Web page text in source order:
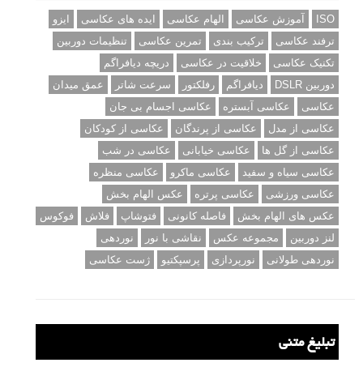
ISO آموزش عکاسی الهام عکاسی ایده های عکاسی
ایزو
ترفند عکاسی
ترکیب بندی تمرین عکاسی
تنظیمات دوربین
تکنیک عکاسی
خلاقیت در عکاسی
دریچه دیافراگم
دوربین DSLR
دیافراگم رفلکتور سرعت شاتر
عمق میدان
عکاسی
عکاسی آبستره
عکاسی اجسام بی جان
عکاسی از مدل
عکاسی از پرندگان
عکاسی از کودکان
عکاسی از گل ها
عکاسی خیابانی
عکاسی در شب
عکاسی سیاه و سفید
عکاسی ماکرو
عکاسی منظره
عکاسی ورزشی
عکاسی پرتره
عکس الهام بخش
عکس های الهام بخش
فاصله کانونی فتوشاپ فلاش
فوکوس
لنز دوربین
مجموعه عکس نقاشی با نور
نوردهی
نوردهی طولانی
نورپردازی پرسپکتیو ژست عکاسی
تبلیغ متنی